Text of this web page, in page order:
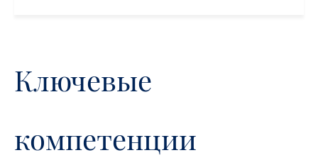
Ключевые
компетенции